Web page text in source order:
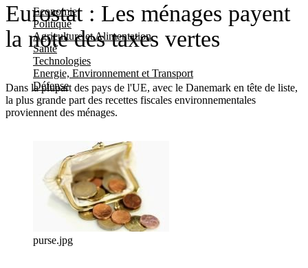
Economie
Politique
Agriculture et Alimentation
Santé
Technologies
Energie, Environnement et Transport
Défense
Eurostat : Les ménages payent
la note des taxes vertes
Dans la plupart des pays de l'UE, avec le Danemark en tête de liste,
la plus grande part des recettes fiscales environnementales
proviennent des ménages.
purse.jpg